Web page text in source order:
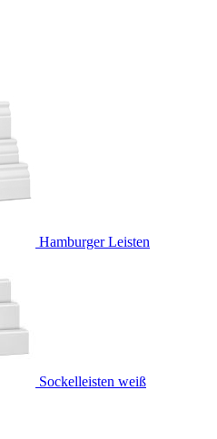
Hamburger Leisten
Sockelleisten weiß